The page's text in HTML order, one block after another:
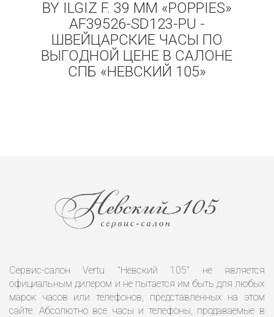
BY ILGIZ F. 39 MM «POPPIES»
AF39526-SD123-PU -
ШВЕЙЦАРСКИЕ ЧАСЫ ПО
ВЫГОДНОЙ ЦЕНЕ В САЛОНЕ
СПБ «НЕВСКИЙ 105»
Сервис-салон Vertu "Невский 105" не является
официальным дилером и не пытается им быть для любых
марок часов или телефонов, представленных на этом
сайте. Абсолютно все часы и телефоны, продаваемые в